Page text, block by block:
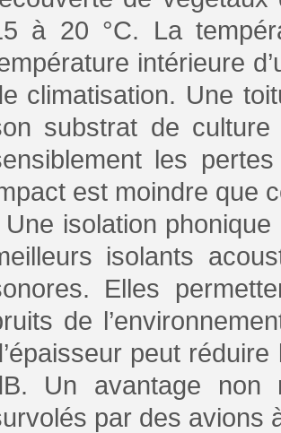
à 20 °C. La
intérieure
climatisation. Une
substrat de
les
est moindre que
Une isolation
isolants
Elles
de
peut
Un avantage non
par des avions